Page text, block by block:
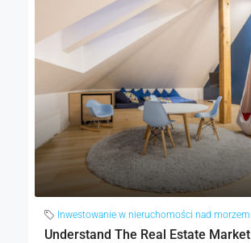
Inwestowanie w nieruchomości nad morzem
Understand The Real Estate Market